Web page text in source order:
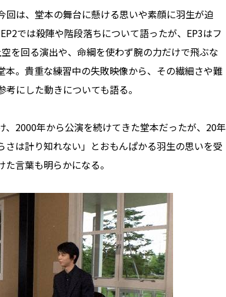
は、堂本の舞台に懸ける思いや素顔に羽生が迫
では殺陣や階段落ちについて語ったが、EP3はフ
を回る演出や、命綱を使わず腕の力だけで飛ぶな
。貴重な練習中の失敗映像から、その繊細さや難
にした動きについても語る。
2000年から公演を続けてきた堂本だったが、20年
は計り知れない」とおもんぱかる羽生の思いを受
言葉も明らかになる。